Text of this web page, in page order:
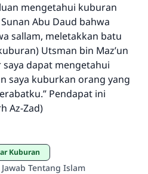
mengetahui kuburan
Abu Daud bahwa
sallam, meletakkan batu
Utsman bin Maz’un
saya dapat mengetahui
saya kuburkan orang yang
Pendapat ini
Az-Zad)
Kuburan
Tentang Islam